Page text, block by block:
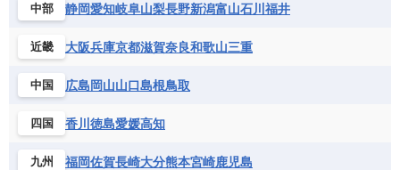
中部 静岡愛知岐阜山梨長野新潟富山石川 福井
近畿 大阪兵庫京都滋賀奈良和歌山三重
中国 広島岡山山口島根鳥取
四国 香川 徳島愛媛高知
九州 福岡佐賀長崎大分熊本宮崎鹿児島